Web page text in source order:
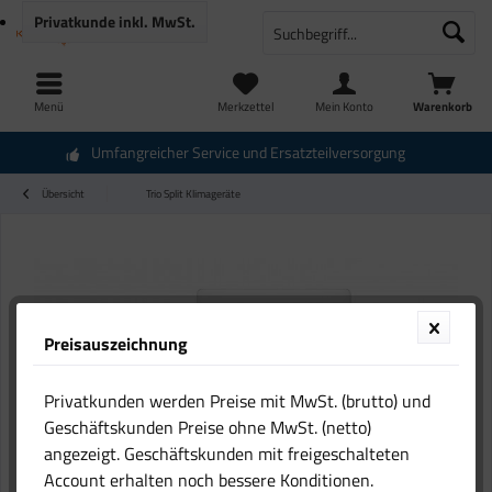
Umfangreicher Service und Ersatzteilversorgung
Warenkorb
Merkzettel Mein Konto
Privatkundeinkl. MwSt.
Menü
Übersicht Trio Split Klimageräte
Preisauszeichnung
Privatkunden werden Preise mit MwSt. (brutto) und
Geschäftskunden Preise ohne MwSt. (netto)
angezeigt. Geschäftskunden mit freigeschalteten
Account erhalten noch bessere Konditionen.